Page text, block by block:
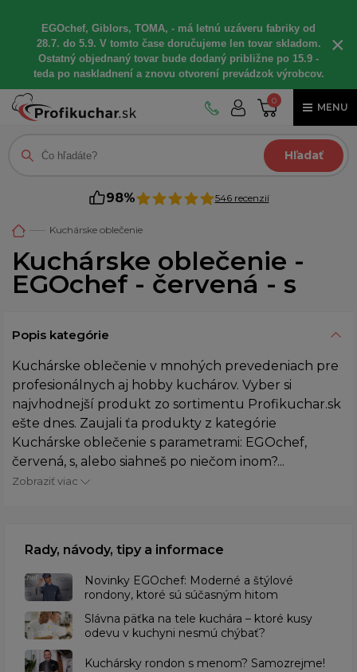
EGOchef, Giblors, TOMA, - má letnú uzáveru fabriky od
28.7. do 5.9. V tomto čase doručujeme len tovar skladom.
Ostatný objednaný tovar bude dodaný približne po 15.9 -
teda po naskladnení a znovu otvorení prevádzok výrobcov.
×
0
MENU
Hľadať
98% 546 recenzií
Kuchárske oblečenie
Kuchárske oblečenie -
EGOchef - červená - s
Popis kategórie
Kuchárske oblečenie v mnohých prevedeniach pre
profesionálnych aj hobby kuchárov. Vyber si
najvhodnejší produkt zo sortimentu Profikuchar.sk
ešte dnes. Zaujali ťa produkty z kategórie
Kuchárske oblečenie s parametrami: EGOchef,
červená, s, alebo siahneš po niečom inom?...
Zobraziť viac
Rady, návody, tipy a informace
Novinky EGOchef: Moderné a štýlové
rondony, ktoré sú súčasným hitom
Slávna päťka na tele kuchára – ktoré kusy
odevu v kuchyni nesmú chýbať?
Kuchársky rondon s menom? Samozrejme!